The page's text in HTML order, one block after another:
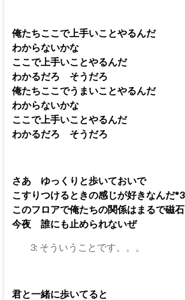
俺たちここで上手いことやるんだ
わからないかな
ここで上手いことやるんだ
わかるだろ そうだろ
俺たちここでうまいことやるんだ
わからないかな
ここで上手いことやるんだ
わかるだろ そうだろ
さあ ゆっくりと歩いておいで
こすりつけるときの感じが好きなんだ*3
このフロアで俺たちの関係はまるで磁石
今夜 誰にも止められないぜ
3: そういうことです。。。
君と一緒に歩いてると